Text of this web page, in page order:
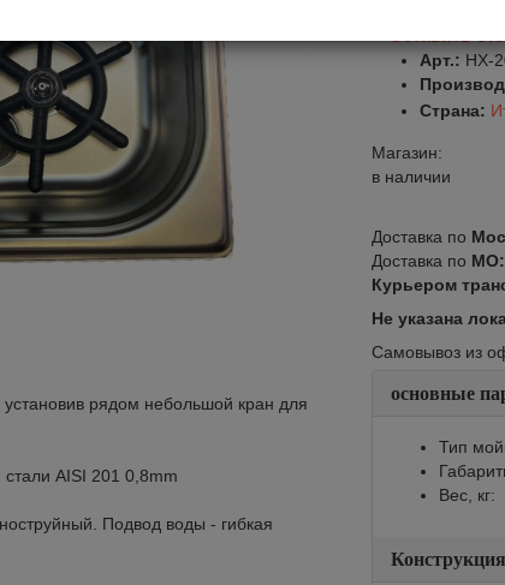
установив рядом небольшой кран для
AISI 201 0,8mm
Подвод воды - гибкая
Арт.: HX-
Страна:
Магазин:
в наличии
Доставка по
Доставка по МО:
Курьером
Не указана
Самовывоз из
основные
Тип
Вес, кг:
Конструкция